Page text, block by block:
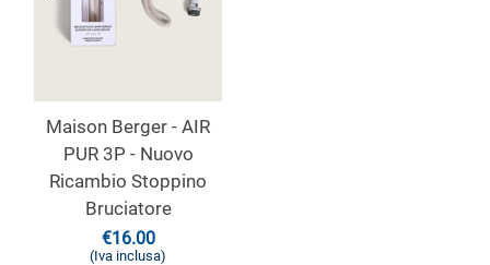
Maison Berger - AIR
PUR 3P - Nuovo
Ricambio Stoppino
Bruciatore
€16.00
(Iva inclusa)